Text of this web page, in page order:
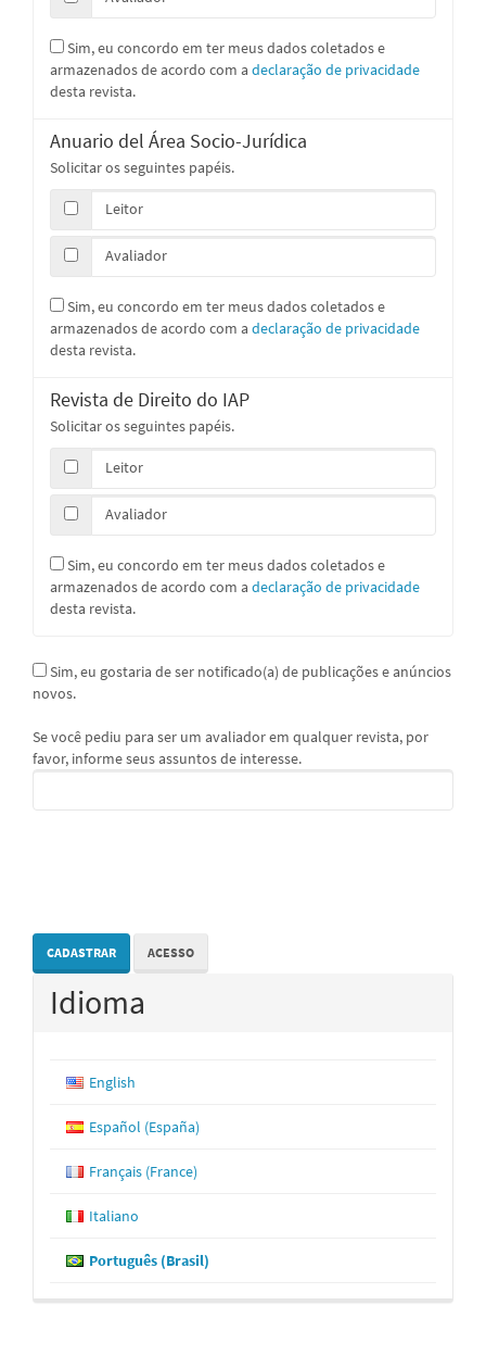
armazenados de acordo com a declaração de privacidade
desta revista.
Anuario del Área Socio-Jurídica
Solicitar os seguintes papéis.
Leitor
Avaliador
armazenados de acordo com a declaração de privacidade
desta revista.
Revista de Direito do IAP
Solicitar os seguintes papéis.
Leitor
Avaliador
armazenados de acordo com a declaração de privacidade
desta revista.
novos.
Se você pediu para ser um avaliador em qualquer revista, por
favor, informe seus assuntos de interesse.
CADASTRAR ACESSO
Idioma
English
Español (España)
Français (France)
Italiano
Português (Brasil)